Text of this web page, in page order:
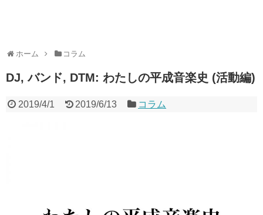
ホーム コラム
DJ, バンド, DTM: わたしの平成音楽史 (活動編)
2019/4/1 2019/6/13 コラム